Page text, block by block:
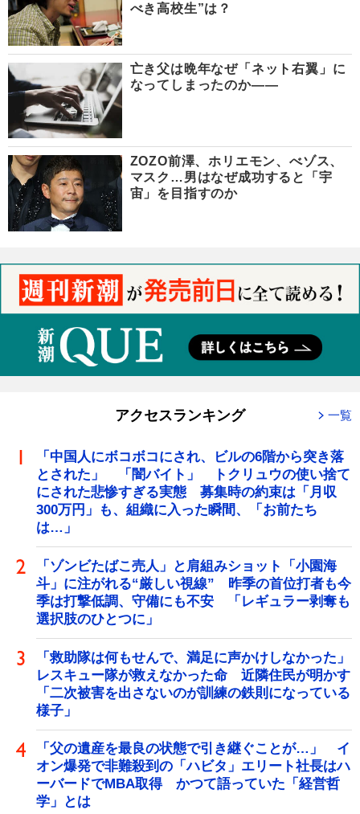
べき高校生”は？
亡き父は晩年なぜ「ネット右翼」に
なってしまったのか――
ZOZO前澤、ホリエモン、べゾス、
マスク…男はなぜ成功すると「宇
宙」を目指すのか
アクセスランキング 一覧
「中国人にボコボコにされ、ビルの6階から突き落
とされた」 「闇バイト」 トクリュウの使い捨て
にされた悲惨すぎる実態 募集時の約束は「月収
300万円」も、組織に入った瞬間、「お前たち
は…」
「ゾンビたばこ売人」と肩組みショット「小園海
斗」に注がれる“厳しい視線” 昨季の首位打者も今
季は打撃低調、守備にも不安 「レギュラー剥奪も
選択肢のひとつに」
「救助隊は何もせんで、満足に声かけしなかった」
レスキュー隊が救えなかった命 近隣住民が明かす
「二次被害を出さないのが訓練の鉄則になっている
様子」
「父の遺産を最良の状態で引き継ぐことが…」 イ
オン爆発で非難殺到の「ハビタ」エリート社長はハ
ーバードでMBA取得 かつて語っていた「経営哲
学」とは